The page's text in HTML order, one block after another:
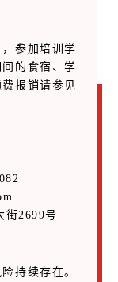
参加培训学
的食宿、学
报销请参见
街2699号
持续存在。